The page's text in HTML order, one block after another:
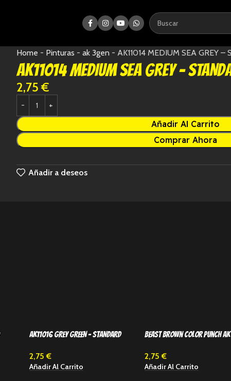
Home - Pinturas - ak 3gen- AK11014 MEDIUM SEA GREY –
AK11014 MEDIUM SEA GREY –
2,75 €
Añadir Al Carrito
Comprar Ahora
Añadir a deseos
AK11016 GREY GREEN – STANDARD
2,75€
Añadir Al Carrito
Beast Brown Color Punch Ak
2,75€
Añadir Al Carrito